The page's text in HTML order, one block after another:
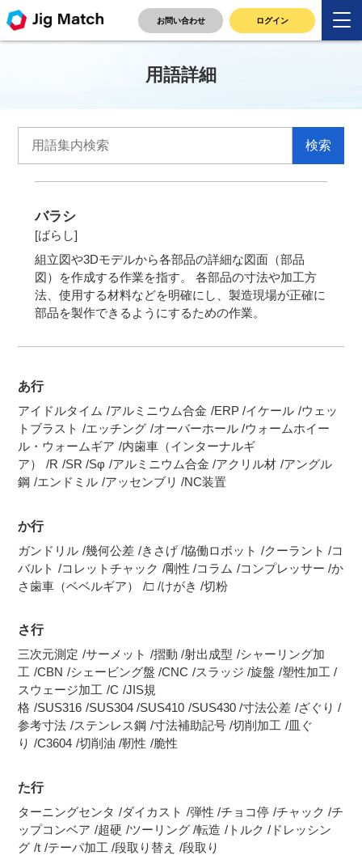
お問い合わせ ログイン
用語詳細
バラシ
[ばらし]
組立図や3Dモデルから各部品の詳細な図面（部品
図）を作成する作業を指す。 各部品の寸法や加工方
法、使用する材料などを明確にし、製造現場が正確に
部品を製作できるようにするための作業。
あ行
アイドルタイム アルミニウム合金 ERP イケール ウェッ
トブラスト
エッチング オーバーホール ウォームホイー
ル・ウォームギア 内歯車（インターナルギ
ア）
R SR Sφ アルミニウム合金 アクリル材 アングル
鋼 エンドミル アッセンブリ NC装置
か行
ガンドリル 幾何公差 きさげ 協働ロボット クーラント
コ
バルト
コレットチャック 剛性 コラム コンプレッサー か
さ歯車（ベベルギア）
□ けがき 切粉
さ行
三次元測定 サーメット 摺動 射出成型 シャーリング加
工 CBN シェービング盤 CNC スラッジ 旋盤 塑性加工
スウェージ加工 C JIS規
格 SUS316 SUS304 SUS410 SUS430 寸法公差 ざぐり
参考寸法 ステンレス鋼 寸法補助記号 切削加工 皿ぐ
り
C3604 切削油 靭性 脆性
た行
ターニングセンタ ダイカスト 弾性 チョコ停 チャック
チ
ップコンベア 超硬 ツーリング 転造 トルク
ドレッシン
グ t テーパ加工 段取り替え 段取り